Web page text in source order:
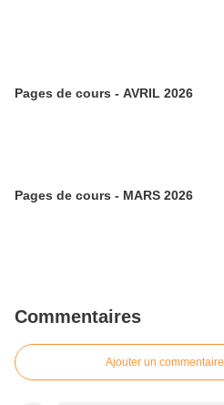
Pages de cours - AVRIL 2026
Pages de cours - MARS 2026
Commentaires
Ajouter un commentaire